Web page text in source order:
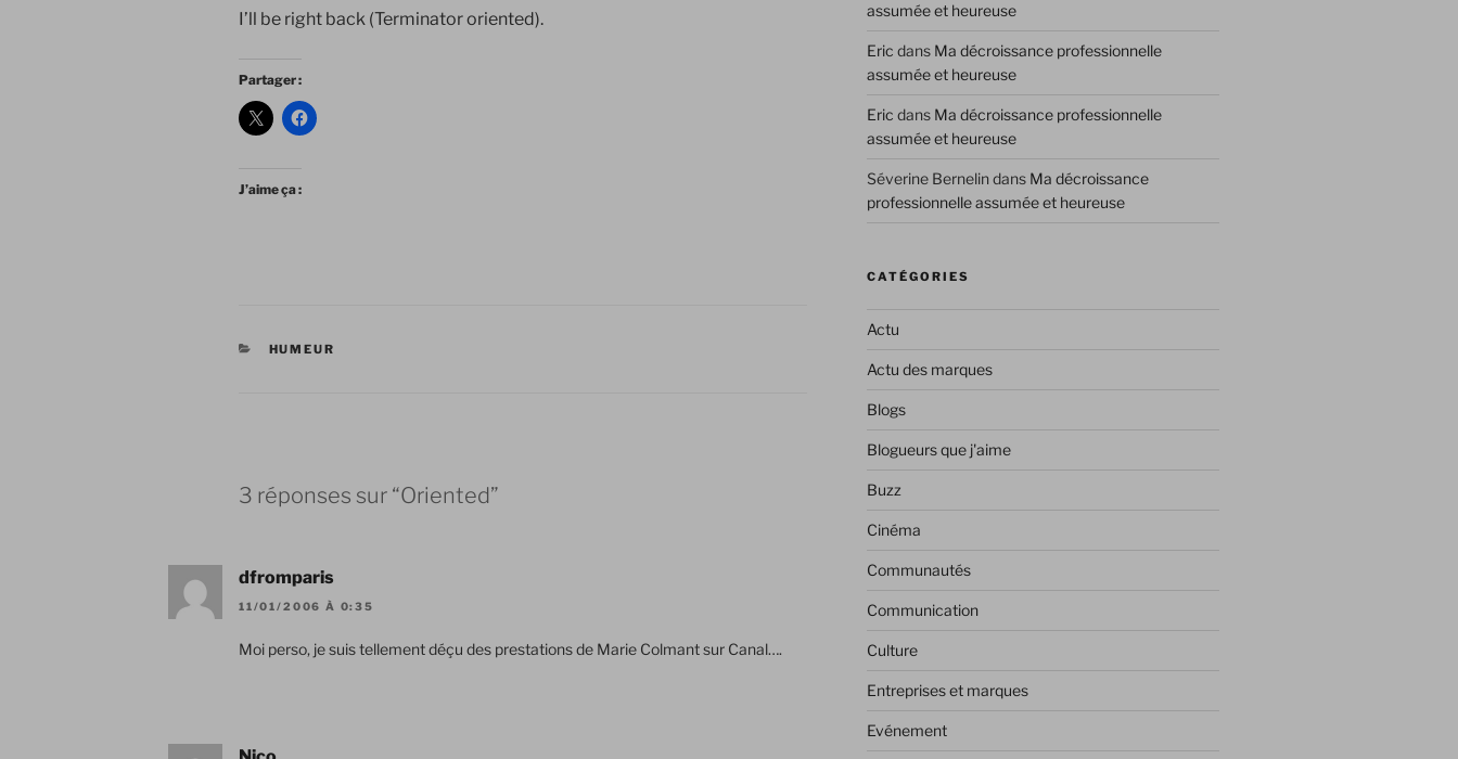
I’ll be right back (Terminator oriented).
Partager :
J’aime ça :
CATÉGORIES
HUMEUR
3 réponses sur “Oriented”
dfromparis
11/01/2006 À 0:35
Moi perso, je suis tellement déçu des prestations de Marie Colmant sur Canal….
assumée et heureuse
Eric dans Ma décroissance professionnelle
assumée et heureuse
Eric dans Ma décroissance professionnelle
assumée et heureuse
Séverine Bernelindans Ma décroissance
professionnelle assumée et heureuse
CATÉGORIES
Actu
Actu des marques
Blogs
Blogueurs que j'aime
Buzz
Cinéma
Communautés
Communication
Culture
Entreprises et marques
Evénement